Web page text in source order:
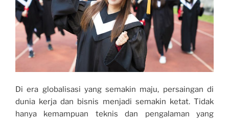
Di era globalisasi yang semakin maju, persaingan di
dunia kerja dan bisnis menjadi semakin ketat. Tidak
hanya kemampuan teknis dan pengalaman yang